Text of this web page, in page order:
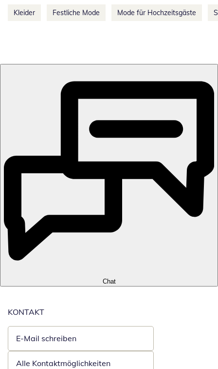
Kleider Festliche Mode Mode für Hochzeitsgäste
Chat
KONTAKT
E-Mail schreiben
Öffnet E-Mail-Client
Alle Kontaktmöglichkeiten